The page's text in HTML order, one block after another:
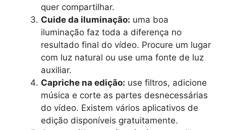
quer compartilhar.
Cuide da iluminação: uma boa
iluminação faz toda a diferença no
resultado final do vídeo. Procure um lugar
com luz natural ou use uma fonte de luz
auxiliar.
Capriche na edição: use filtros, adicione
música e corte as partes desnecessárias
do vídeo. Existem vários aplicativos de
edição disponíveis gratuitamente.